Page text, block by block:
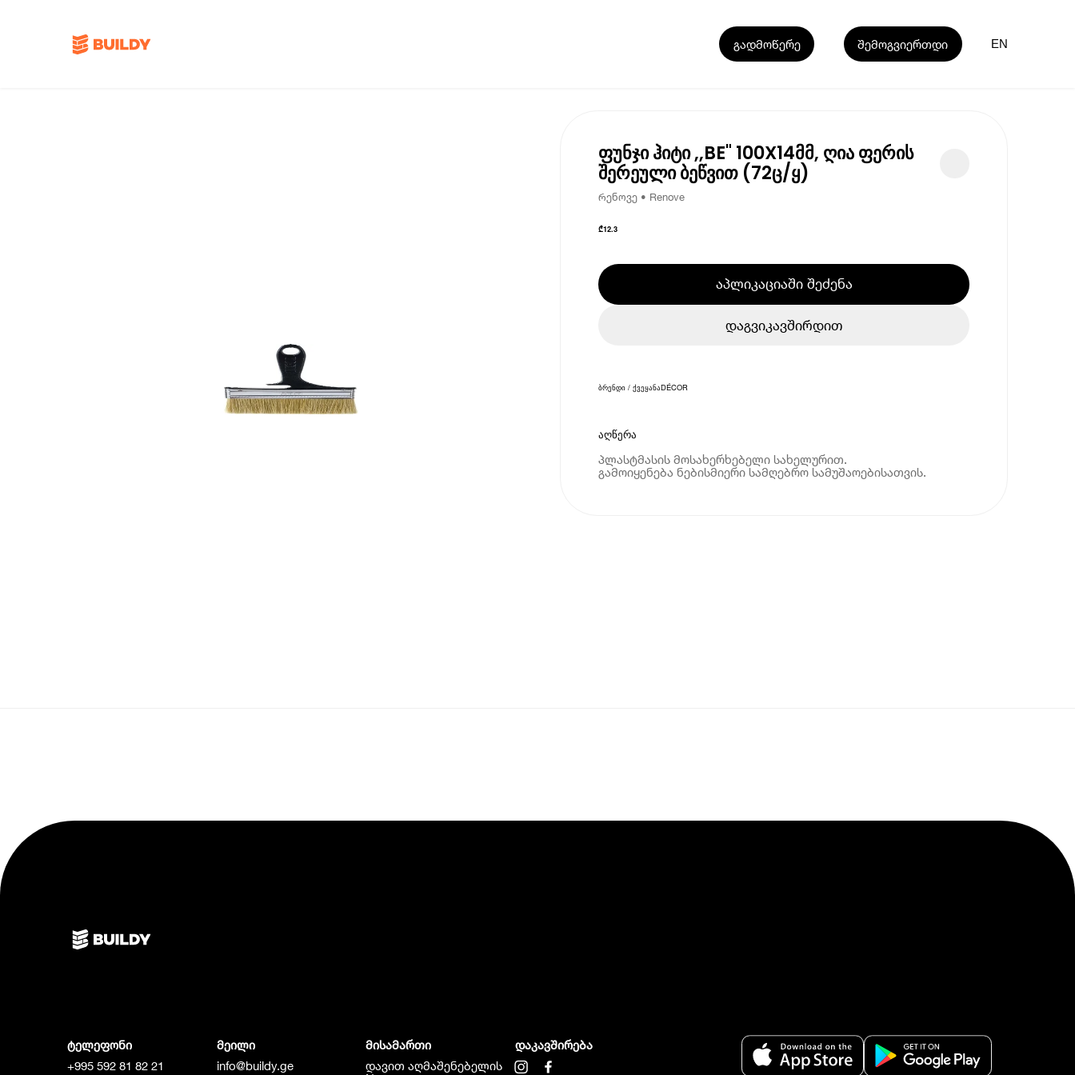
გადმოწერე შემოგვიერთდი EN
ფუნჯი ჰიტი ,,BE" 100X14მმ, ღია ფერის
შერეული ბეწვით (72ც/ყ)
რენოვე • Renove
₾12.3
აპლიკაციაში შეძენა
დაგვიკავშირდით
ბრენდი / ქვეყანაDÉCOR
აღწერა
პლასტმასის მოსახერხებელი სახელურით.
გამოიყენება ნებისმიერი სამღებრო სამუშაოებისათვის.
ტელეფონი
+995 592 81 82 21
მეილი
info@buildy.ge
მისამართი
დავით აღმაშენებელის
დაკავშირება